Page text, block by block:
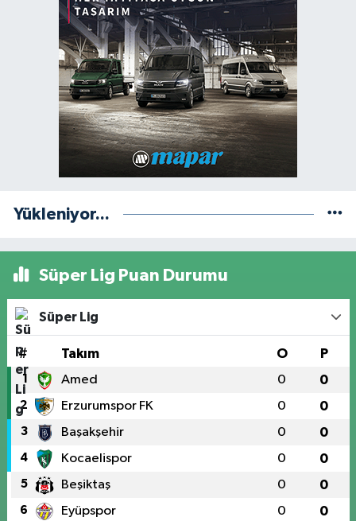
Yükleniyor...
Süper Lig Puan Durumu
Süper Lig
# Takım O P
1 Amed 0 0
2 Erzurumspor FK 0 0
3 Başakşehir 0 0
4 Kocaelispor 0 0
5 Beşiktaş 0 0
6 Eyüpspor 0 0